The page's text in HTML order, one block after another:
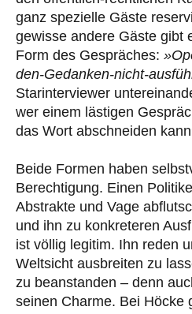
ganz spezielle Gäste
gewisse andere Gäste gibt
Form des Gespräches:
den-Gedanken-nicht-
Starinterviewer
wer einem lästigen
das Wort abschneiden
Beide Formen haben
Berechtigung. Einen
Abstrakte und Vage
und ihn zu konkreteren
ist völlig legitim. Ihn reden
Weltsicht ausbreiten zu
zu beanstanden – denn
seinen Charme. Bei Höcke